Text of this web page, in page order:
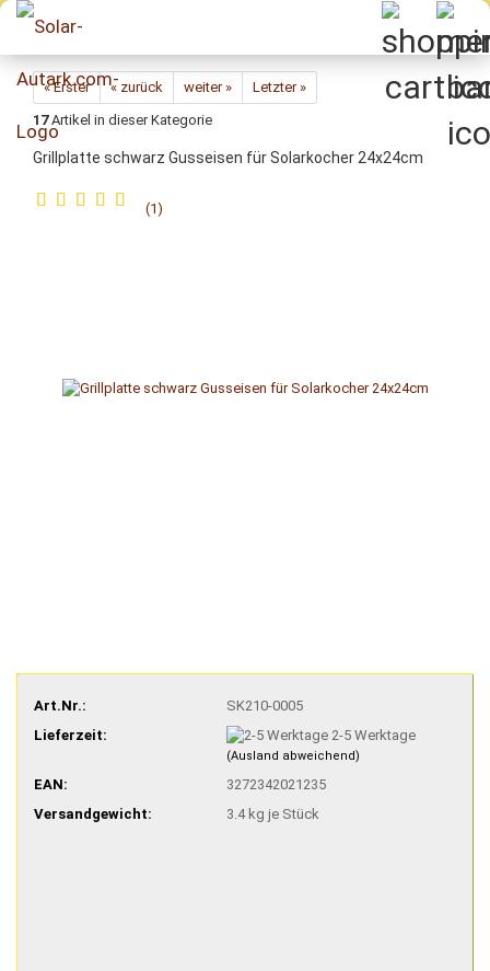
Direkt
« Erster « zurück weiter »
Letzter »
17Artikel in dieser Kategorie
Grillplatte schwarz Gusseisen für Solarkocher 24x24cm
1
Art.Nr.:
SK210-0005
Lieferzeit:
2-5 Werktage
(Ausland abweichend)
EAN:
3272342021235
Versandgewicht:
3.4kg je Stück